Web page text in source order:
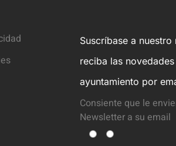
Suscríbase a
reciba las
ayuntamiento por
Consiente que le
Newsletter a su email